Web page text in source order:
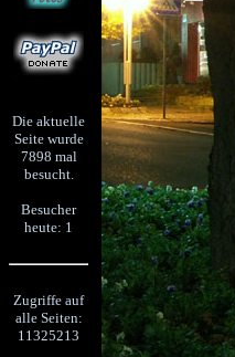
Die aktuelle
Seite wurde
7898 mal
besucht.
Besucher
heute: 1
Zugriffe auf
alle Seiten:
11325213